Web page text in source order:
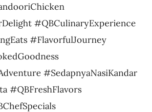
#QBCulinaryExperience
#FlavorfulJourney
#SedapnyaNasiKandar
#QBFreshFlavors